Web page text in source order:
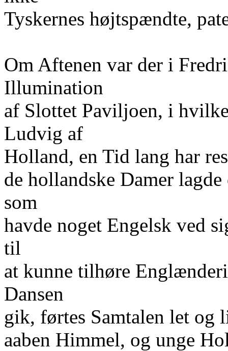
Tyskernes højtspændte,
Om Aftenen var der i
Illumination
af Slottet Paviljoen, i
Ludvig af
Holland, en Tid lang har
de hollandske Damer
som
havde noget Engelsk ved
til
at kunne tilhøre
Dansen
gik, førtes Samtalen let og
aaben Himmel, og unge